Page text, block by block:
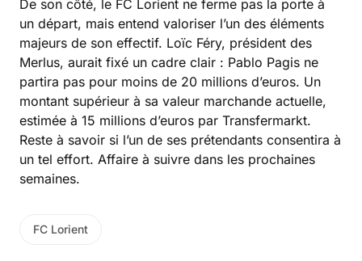
De son côté, le FC Lorient ne ferme pas la porte à
un départ, mais entend valoriser l’un des éléments
majeurs de son effectif. Loïc Féry, président des
Merlus, aurait fixé un cadre clair : Pablo Pagis ne
partira pas pour moins de 20 millions d’euros. Un
montant supérieur à sa valeur marchande actuelle,
estimée à 15 millions d’euros par Transfermarkt.
Reste à savoir si l’un de ses prétendants consentira à
un tel effort. Affaire à suivre dans les prochaines
semaines.
FC Lorient